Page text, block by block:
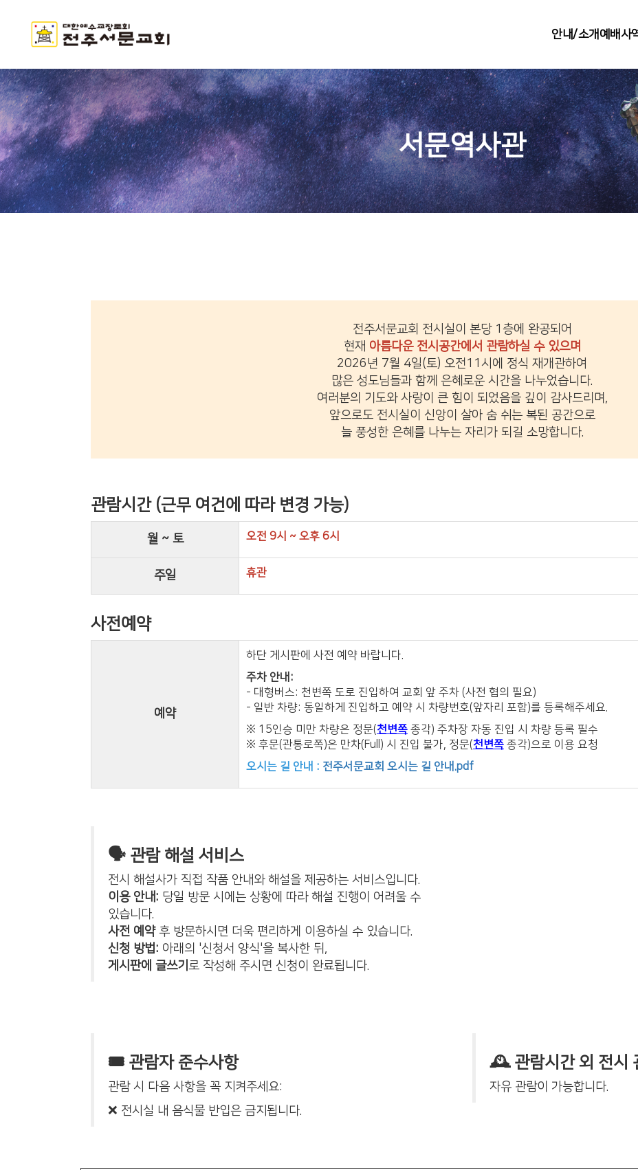
안내/소개 예배사
서문역사관
전주서문교회 전시실이 본당 1층에 완공되어
현재 아름다운 전시공간에서 관람하실 수 있으며
2026년 7월 4일(토) 오전11시에 정식 재개관하여
많은 성도님들과 함께 은혜로운 시간을 나누었습니다.
여러분의 기도와 사랑이 큰 힘이 되었음을 깊이 감사드리며,
앞으로도 전시실이 신앙이 살아 숨 쉬는 복된 공간으로
늘 풍성한 은혜를 나누는 자리가 되길 소망합니다.
관람시간 (근무 여건에 따라 변경 가능)
월 ~ 토 오전 9시 ~ 오후 6시
주일 휴관
사전예약
예약
하단 게시판에 사전 예약 바랍니다.
주차 안내:
- 대형버스: 천변쪽 도로 진입하여 교회 앞 주차 (사전 협의 필요)
- 일반 차량: 동일하게 진입하고 예약 시 차량번호(앞자리 포함)를 등록해주세요.
※ 15인승 미만 차량은 정문(천변쪽 종각) 주차장 자동 진입 시 차량 등록 필수
※ 후문(관통로쪽)은 만차(Full) 시 진입 불가, 정문(천변쪽 종각)으로 이용 요청
오시는 길 안내 : 전주서문교회 오시는 길 안내.pdf
🗣️ 관람 해설 서비스
전시 해설사가 직접 작품 안내와 해설을 제공하는 서비스입니다.
이용 안내: 당일 방문 시에는 상황에 따라 해설 진행이 어려울 수
있습니다.
사전 예약후 방문하시면 더욱 편리하게 이용하실 수 있습니다.
신청 방법: 아래의 '신청서 양식'을 복사한 뒤,
게시판에 글쓰기 로 작성해 주시면 신청이 완료됩니다.
🎟️ 관람자 준수사항
관람 시 다음 사항을 꼭 지켜주세요:
❌ 전시실 내 음식물 반입은 금지됩니다.
🕰️ 관람시간 외 전시
자유 관람이 가능합니다.